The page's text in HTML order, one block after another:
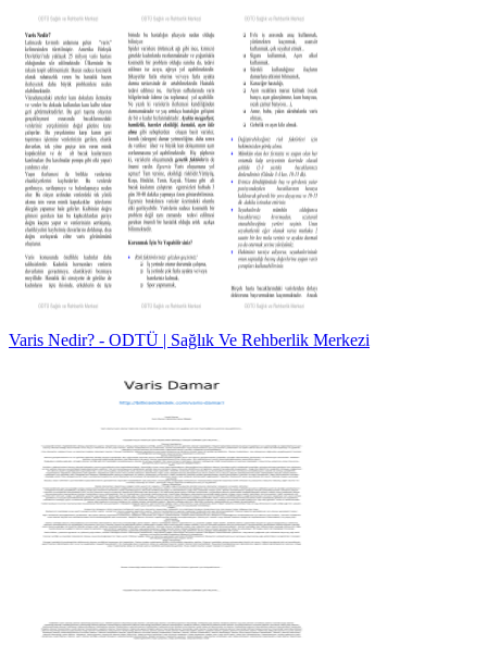
Varis Nedir? - ODTÜ | Sağlık Ve Rehberlik Merkezi